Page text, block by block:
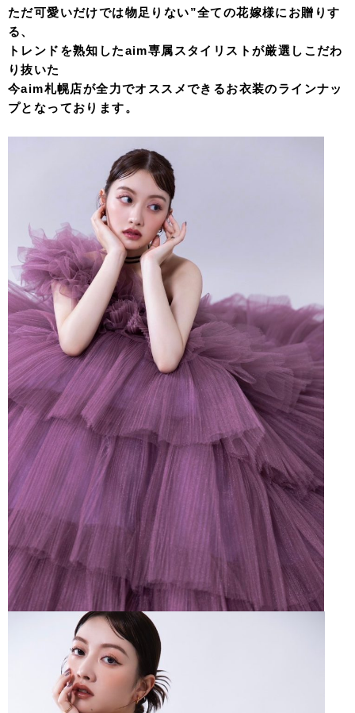
ただ可愛いだけでは物足りない”全ての花嫁様にお贈りす
る、
トレンドを熟知したaim専属スタイリストが厳選しこだわ
り抜いた
今aim札幌店が全力でオススメできるお衣装のラインナッ
プとなっております。